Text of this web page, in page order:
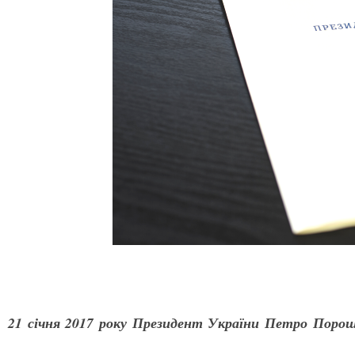
21 січня 2017 року Президент України Петро